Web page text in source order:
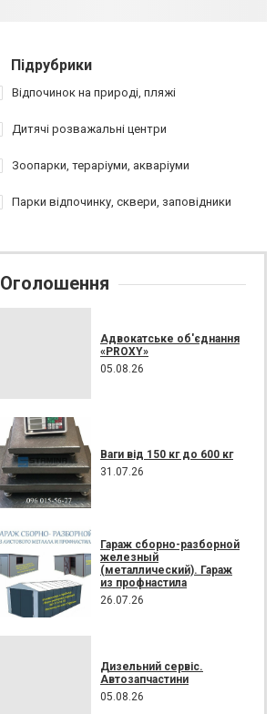
Підрубрики
Відпочинок на природі, пляжі
Дитячі розважальні центри
Зоопарки, тераріуми, акваріуми
Парки відпочинку, сквери, заповідники
Оголошення
Адвокатське об'єднання
«PROXY»
05.08.26
Ваги від 150 кг до 600 кг
31.07.26
Гараж сборно-разборной
железный
(металлический). Гараж
из профнастила
26.07.26
Дизельний сервіс.
Автозапчастини
05.08.26